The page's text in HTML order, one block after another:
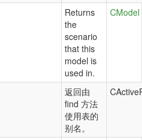
Returns
the
scenario
that this
model is
used in.
CModel
返回由
find 方法
使用表的
别名。